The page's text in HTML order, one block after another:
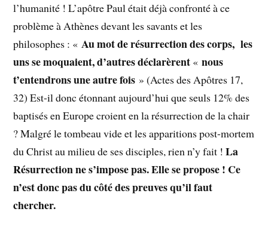
l’humanité ! L’apôtre Paul était déjà confronté à ce
problème à Athènes devant les savants et les
philosophes : «Au mot de résurrection des corps, les
uns se moquaient, d’autres déclarèrent «nous
t’entendrons une autre fois » (Actes des Apôtres 17,
32) Est-il donc étonnant aujourd’hui que seuls 12% des
baptisés en Europe croient en la résurrection de la chair
? Malgré le tombeau vide et les apparitions post-mortem
du Christ au milieu de ses disciples, rien n’y fait !La
Résurrection ne s’impose pas. Elle se propose ! Ce
n’est donc pas du côté des preuves qu’il faut
chercher.